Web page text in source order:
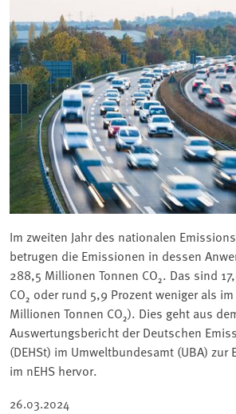
Im zweiten Jahr des nationalen
betrugen die Emissionen in dessen
288,5 Millionen Tonnen CO₂. Das sind
CO₂ oder rund 5,9 Prozent weniger als
Millionen Tonnen CO₂). Dies geht aus
Auswertungsbericht der Deutschen
(DEHSt) im Umweltbundesamt (UBA)
im nEHS hervor.
26.03.2024